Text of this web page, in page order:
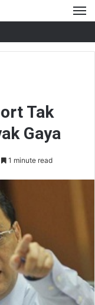
Tak
Gaya
1 minute read